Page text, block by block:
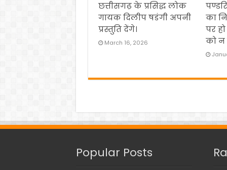
छत्तीसगढ़ के प्रसिद्ध लोक
गायक दिलीप षडंगी अपनी
प्रस्तुति देंगे।
March 16, 2026
का
पर
को न
Popular Posts